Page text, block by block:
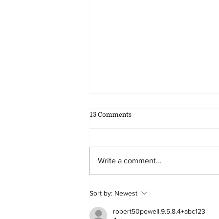
The limits of employee benefits
13 Comments
Write a comment...
Sort by: Newest
robert50powell.9.5.8.4+abc123